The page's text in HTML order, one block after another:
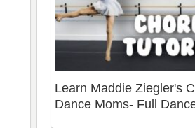
Learn Maddie Ziegler's
Dance Moms- Full